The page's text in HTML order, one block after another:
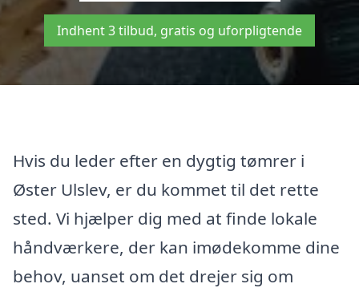
Indhent 3 tilbud, gratis og uforpligtende
Hvis du leder efter en dygtig tømrer i
Øster Ulslev, er du kommet til det rette
sted. Vi hjælper dig med at finde lokale
håndværkere, der kan imødekomme dine
behov, uanset om det drejer sig om